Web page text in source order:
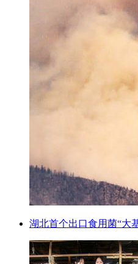
湖北首个出口食用菌“大